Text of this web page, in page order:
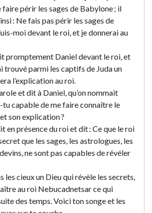
périr les sages de Babylone ; il
: Ne fais pas périr les sages de
moi devant le roi, et je donnerai au
promptement Daniel devant le roi, et
trouvé parmi les captifs de Juda un
l’explication au roi.
et dit à Daniel, qu’on nommait
tu capable de me faire connaître le
son explication ?
en présence du roi et dit : Ce que le roi
que les sages, les astrologues, les
ne sont pas capables de révéler
les cieux un Dieu qui révèle les secrets,
au roi Nebucadnetsar ce qui
des temps. Voici ton songe et les